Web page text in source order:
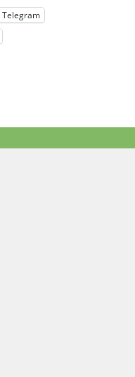
Telegram